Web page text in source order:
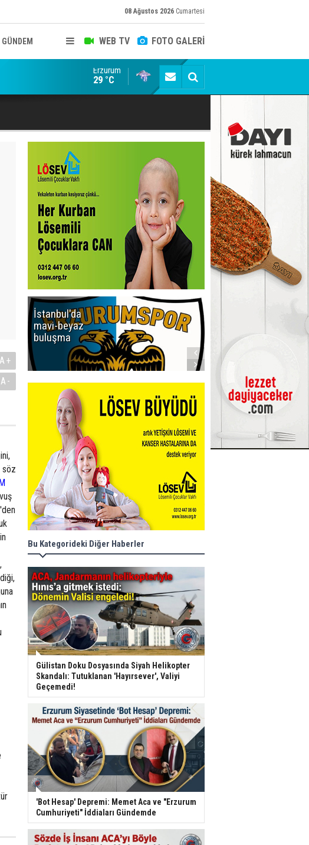
08 Ağustos 2026 Cumartesi
WEB TV FOTO GALERİ
GÜNDEM
Adalet Bakanı Gürlek'ten Demirtaş iddiasına
Erzurum
29 °C
A+
A-
söz
İstanbul'da
mavi-beyaz
buluşma
yoğunluk
Bu Kategorideki Diğer Haberler
Gülistan Doku Dosyasında Siyah Helikopter
Skandalı: Tutuklanan 'Hayırsever', Valiyi
Geçemedi!
'Bot Hesap' Depremi: Memet Aca ve "Erzurum
Cumhuriyeti" İddiaları Gündemde